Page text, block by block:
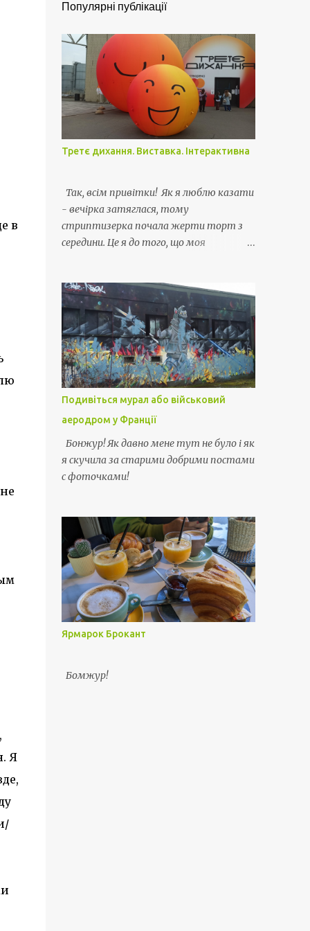
в
Я
Популярні публікації
Третє дихання. Виставка. Інтерактивна
Так, всім привітки! Як я люблю казати
- вечірка затяглася, тому
стриптизерка почала жерти торт з
середини. Це я до того, що моя
витікаючими.
Подивіться мурал або військовий
аеродром у Франції
Бонжур! Як давно мене тут не було і як
я скучила за старими добрими постами
с фоточками!
Ярмарок Брокант
Бомжур!